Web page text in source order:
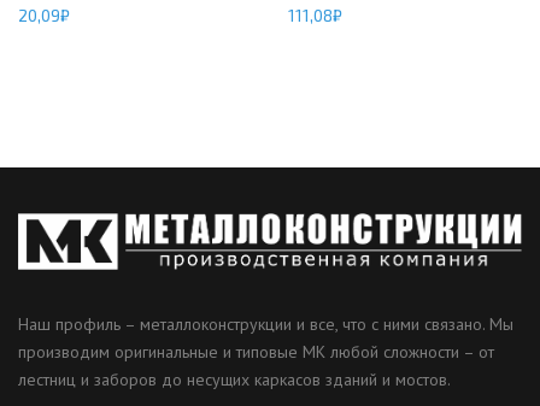
20,09₽
111,08₽
Наш профиль – металлоконструкции и все, что с ними связано. Мы
производим оригинальные и типовые МК любой сложности – от
лестниц и заборов до несущих каркасов зданий и мостов.